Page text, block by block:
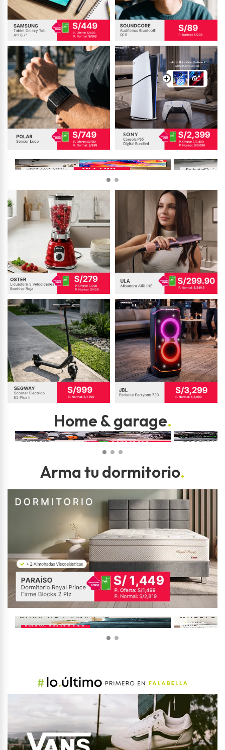
Home & garage.
Arma tu dormitorio.